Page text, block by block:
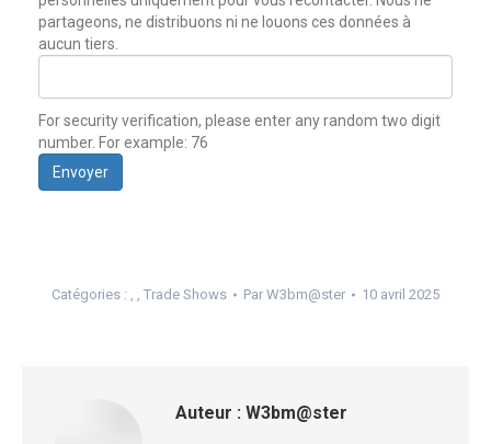
partageons, ne distribuons ni ne louons ces données à
aucun tiers.
For security verification, please enter any random two digit
number. For example: 76
Envoyer
Catégories : , , Trade Shows Par W3bm@ster 10 avril 2025
Auteur : W3bm@ster